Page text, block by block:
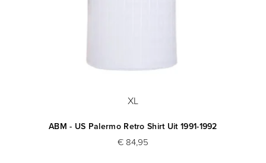
XL
ABM - US Palermo Retro Shirt Uit 1991-1992
€ 84,95